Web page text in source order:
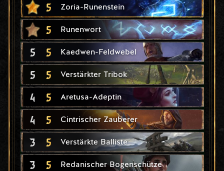
5 Zoria-Runenstein
5 Runenwort
5 5 Kaedwen-Feldwebel
5 5 Verstärkter Tribok
4 5 Aretusa-Adeptin
4 5 Cintrischer Zauberer
3 5 Verstärkte Balliste
3 5 Redanischer Bogenschütze